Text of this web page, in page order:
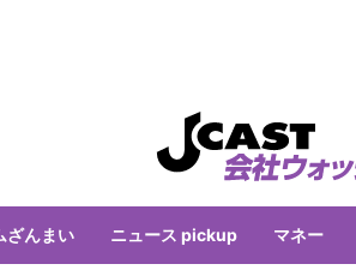
ざんまい ニュース pickup マネー